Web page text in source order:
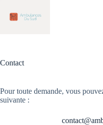
contenu
Contact
Pour toute demande, vous
suivante :